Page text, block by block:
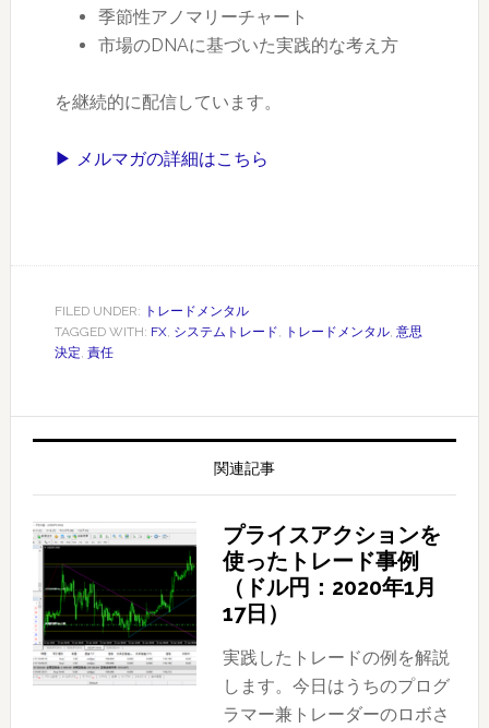
季節性アノマリーチャート
市場のDNAに基づいた実践的な考え方
を継続的に配信しています。
▶ メルマガの詳細はこちら
FILED UNDER: トレードメンタル
TAGGED WITH: FX, システムトレード, トレードメンタル, 意思
決定, 責任
関連記事
プライスアクションを
使ったトレード事例
（ドル円：2020年1月
17日）
実践したトレードの例を解説
します。今日はうちのプログ
ラマー兼トレーダーのロボさ